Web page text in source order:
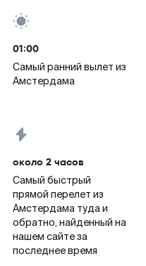
01:00
Самый ранний вылет из
Амстердама
около 2 часов
Самый быстрый
прямой перелет из
Амстердама туда и
обратно, найденный на
нашем сайте за
последнее время